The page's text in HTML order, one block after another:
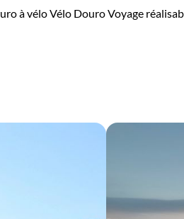
à véloVélo DouroVoyage